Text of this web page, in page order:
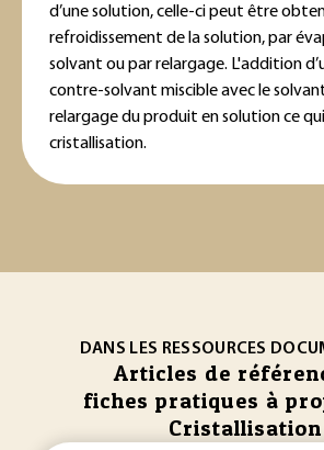
d’une solution, celle-ci peut être
refroidissement de la solution, par
solvant ou par relargage. L'addition
contre-solvant miscible avec le
relargage du produit en solution ce
cristallisation.
DANS LES RESSOURCES
Articles de
fiches pratiques à
Cristallisation